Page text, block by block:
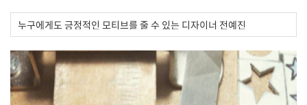
누구에게도 긍정적인 모티브를 줄 수 있는 디자이너 전예진